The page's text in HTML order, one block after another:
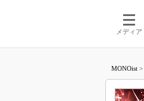
メディア
MONOist >